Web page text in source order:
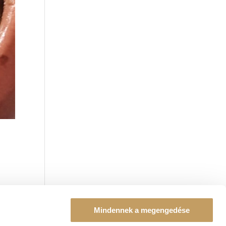
Mindennek a megengedése